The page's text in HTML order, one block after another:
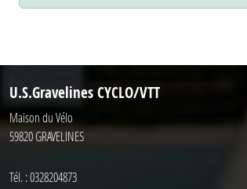
U.S.Gravelines CYCLO/VTT
Maison du Vélo
59820GRAVELINES
Tél. :0328204873